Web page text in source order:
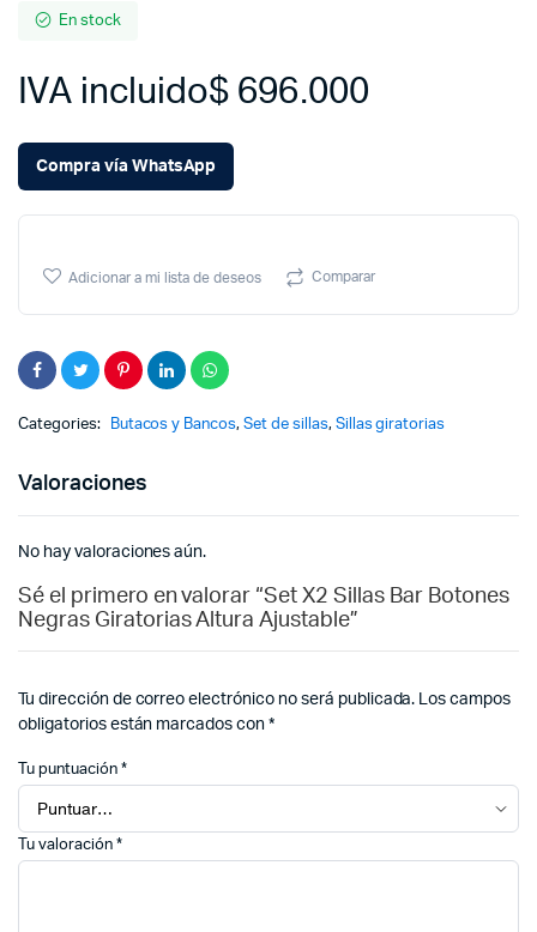
En stock
$696.000
IVA incluido
Compra vía WhatsApp
Adicionar a mi lista de deseos Comparar
Categories: Butacos y Bancos,Set de sillas, Sillas giratorias
Valoraciones
No hay valoraciones aún.
Sé el primero en valorar “Set X2 Sillas Bar Botones
Negras Giratorias Altura Ajustable”
Tu dirección de correo electrónico no será publicada. Los campos
obligatorios están marcados con*
Tu puntuación *
Tu valoración *